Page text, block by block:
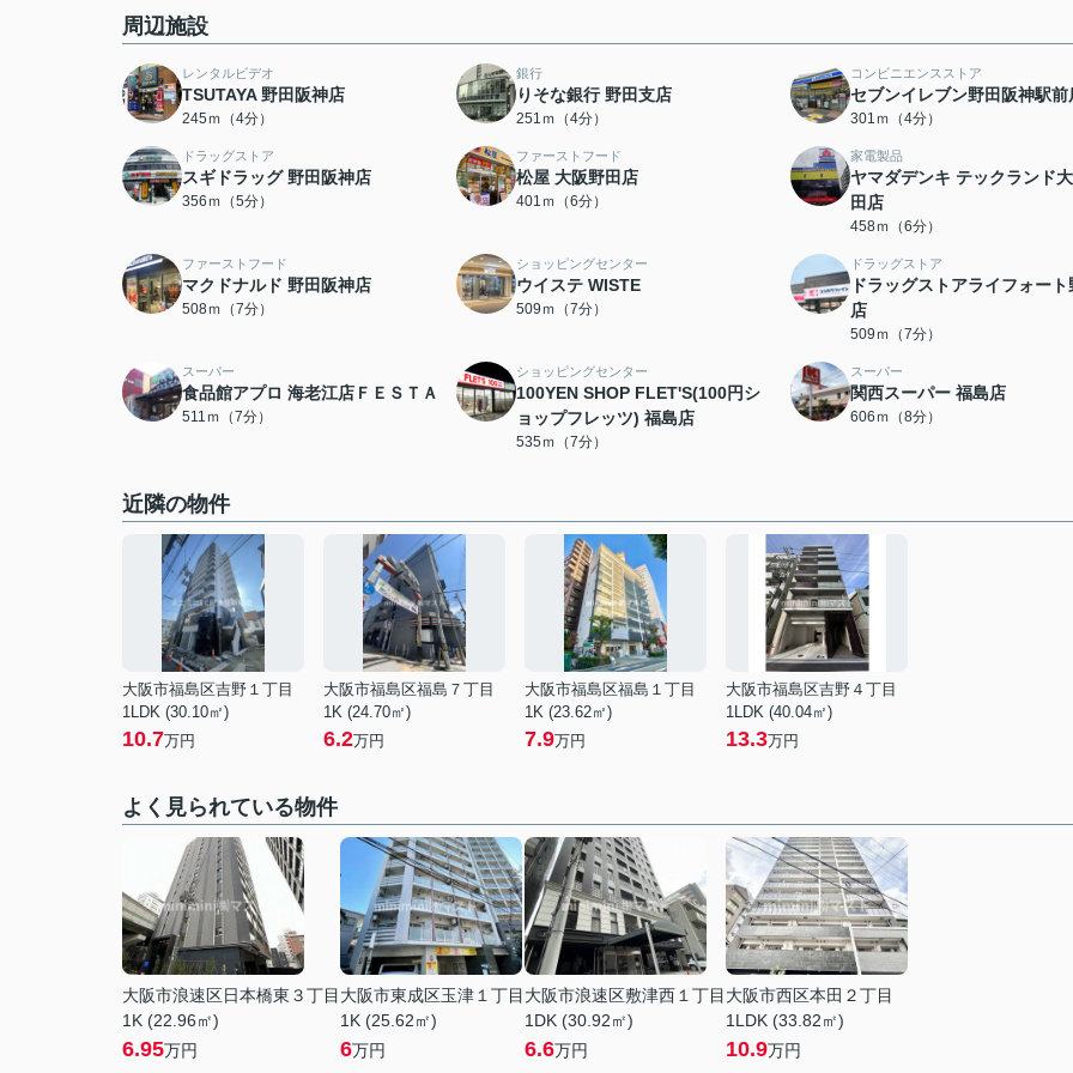
周辺施設
レンタルビデオ
TSUTAYA 野田阪神店
245ｍ（4分）
銀行
りそな銀行 野田支店
251ｍ（4分）
コンビニエンスストア
セブンイレブン野田阪神駅前
301ｍ（4分）
ドラッグストア
スギドラッグ 野田阪神店
356ｍ（5分）
ファーストフード
松屋 大阪野田店
401ｍ（6分）
家電製品
ヤマダデンキ テックランド
田店
458ｍ（6分）
ファーストフード
マクドナルド 野田阪神店
508ｍ（7分）
ショッピングセンター
ウイステ WISTE
509ｍ（7分）
ドラッグストア
ドラッグストアライフォート
店
509ｍ（7分）
スーパー
食品館アプロ 海老江店ＦＥＳＴＡ
511ｍ（7分）
ショッピングセンター
100YEN SHOP FLET'S(100円シ
ョップフレッツ) 福島店
535ｍ（7分）
スーパー
関西スーパー 福島店
606ｍ（8分）
近隣の物件
大阪市福島区吉野１丁目
1LDK (30.10㎡)
10.7万円
大阪市福島区福島７丁目
1K (24.70㎡)
6.2万円
大阪市福島区福島１丁目
1K (23.62㎡)
7.9万円
大阪市福島区吉野４丁目
1LDK (40.04㎡)
13.3万円
よく見られている物件
大阪市浪速区日本橋東３丁目
1K (22.96㎡)
6.95万円
大阪市東成区玉津１丁目
1K (25.62㎡)
6万円
大阪市浪速区敷津西１丁目
1DK (30.92㎡)
6.6万円
大阪市西区本田２丁目
1LDK (33.82㎡)
10.9万円